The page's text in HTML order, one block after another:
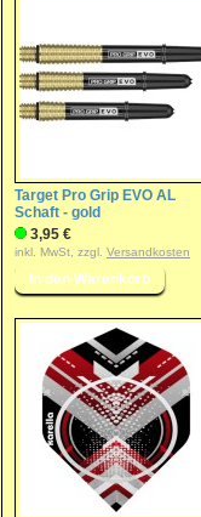
Target Pro Grip EVO AL
Schaft - gold
3,95 €
inkl. MwSt, zzgl. Versandkosten